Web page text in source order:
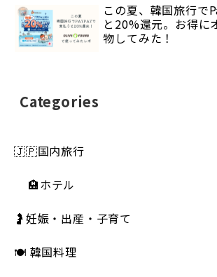
この夏、韓国旅行で
と20%還元。お得に
物してみた！
Categories
🇯🇵国内旅行
🏨ホテル
🤰妊娠・出産・子育て
🍽 韓国料理